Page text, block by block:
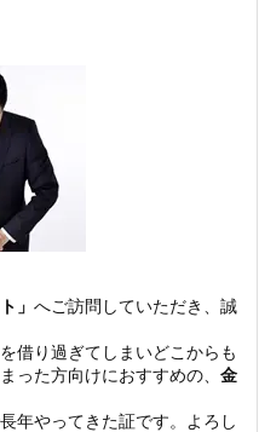
」 へご訪問していただき、誠
借り過ぎてしまいどこからも
った方向けにおすすめの、 金
年やってきた証です。よろし